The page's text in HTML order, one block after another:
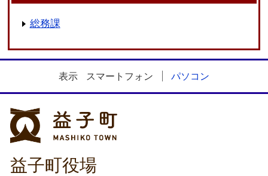
総務課
表示 スマートフォン パソコン
益子町役場